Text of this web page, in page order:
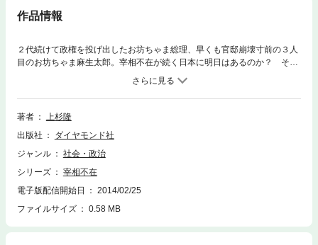
作品情報
２代続けて政権を投げ出したお坊ちゃま総理、早くも官邸崩壊寸前の３人
目のお坊ちゃま麻生太郎。宰相不在が続く日本に明日はあるのか？ そし
て政治の監視役を務めるべきマスメディアの情けない現状とは？ 迷走す
る政治とメディアを痛烈に批判し続け、安倍政権の崩壊を予見した気鋭の
ジャーナリストによる最新時論集！
著者
上杉隆
出版社
ダイヤモンド社
ジャンル
社会・政治
シリーズ
宰相不在
電子版配信開始日
2014/02/25
ファイルサイズ
0.58 MB